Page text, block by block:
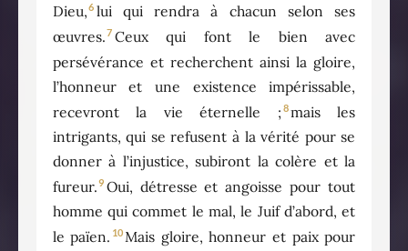
Dieu,6 lui qui rendra à chacun selon ses
œuvres.7 Ceux qui font le bien avec
persévérance et recherchent ainsi la gloire,
l’honneur et une existence impérissable,
recevront la vie éternelle ; 8mais les
intrigants, qui se refusent à la vérité pour se
donner à l’injustice, subiront la colère et la
fureur.9 Oui, détresse et angoisse pour tout
homme qui commet le mal, le Juif d’abord, et
le païen. 10Mais gloire, honneur et paix pour